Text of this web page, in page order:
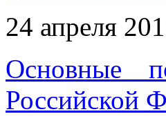
24 апреля
Основные
Российской